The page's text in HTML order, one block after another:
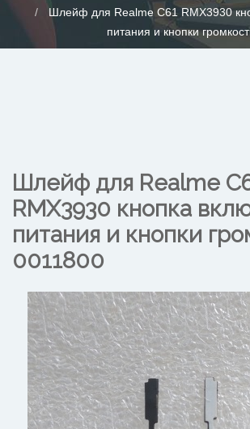
Шлейф для Realme C61 RMX3930
питания и кнопки
Шлейф для Realme
RMX3930 кнопка
питания и кнопки
0011800